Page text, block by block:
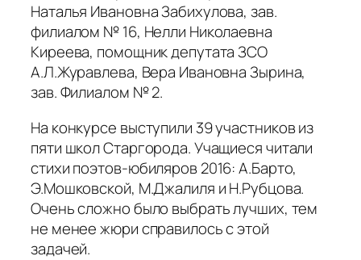
Наталья Ивановна Забихулова, зав.
филиалом № 16, Нелли Николаевна
Киреева, помощник депутата ЗСО
А.Л.Журавлева, Вера Ивановна Зырина,
зав. Филиалом № 2.
На конкурсе выступили 39 участников из
пяти школ Старгорода. Учащиеся читали
стихи поэтов-юбиляров 2016: А.Барто,
Э.Мошковской, М.Джалиля и Н.Рубцова.
Очень сложно было выбрать лучших, тем
не менее жюри справилось с этой
задачей.